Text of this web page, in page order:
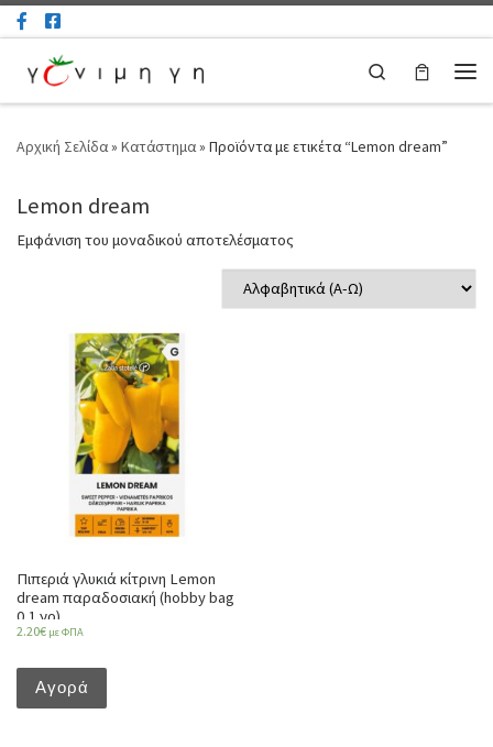
Μετάβαση στο περιεχόμενο
Search
Αρχική Σελίδα» Κατάστημα» Προϊόντα με ετικέτα “Lemon dream”
Lemon dream
Εμφάνιση του μοναδικού αποτελέσματος
Πιπεριά γλυκιά κίτρινη Lemon
dream παραδοσιακή (hobby bag
0,1 γρ)
2.20€ με ΦΠΑ
Αγορά